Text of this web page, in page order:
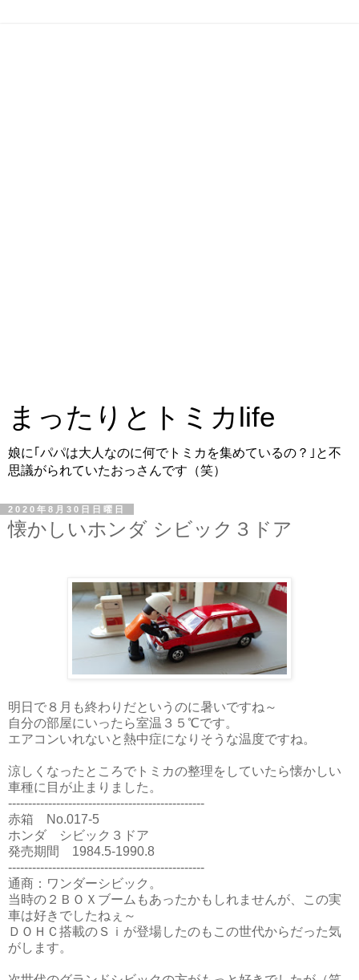
まったりとトミカlife
娘に｢パパは大人なのに何でトミカを集めているの？｣と不
思議がられていたおっさんです（笑）
2020年8月30日日曜日
懐かしいホンダ シビック３ドア
明日で８月も終わりだというのに暑いですね～
自分の部屋にいったら室温３５℃です。
エアコンいれないと熱中症になりそうな温度ですね。
涼しくなったところでトミカの整理をしていたら懐かしい
車種に目が止まりました。
-------------------------------------------------
赤箱 No.017-5
ホンダ シビック３ドア
発売期間 1984.5-1990.8
-------------------------------------------------
通商：ワンダーシビック。
当時の２ＢＯＸブームもあったかもしれませんが、この実
車は好きでしたねぇ～
ＤＯＨＣ搭載のＳｉが登場したのもこの世代からだった気
がします。